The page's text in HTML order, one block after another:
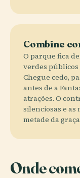
Combine
O parque fica
verdes
Chegue cedo,
antes de a
atrações. O
silenciosas e as
metade da
Onde